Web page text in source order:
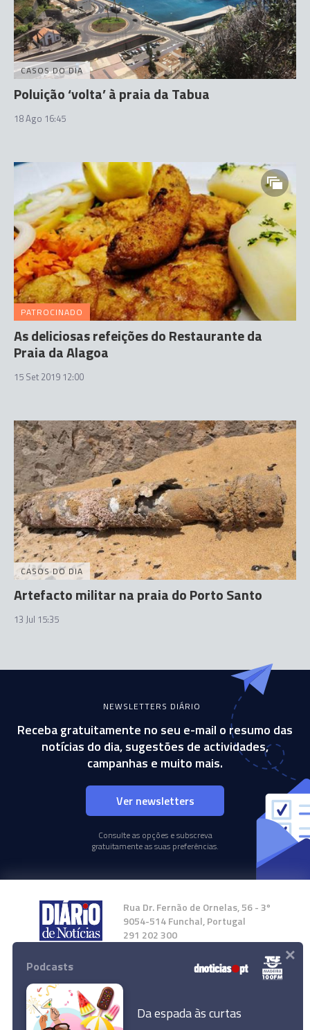
CASOS DO DIA
Poluição ‘volta’ à praia da Tabua
18 Ago 16:45
PATROCINADO
As deliciosas refeições do Restaurante da
Praia da Alagoa
15 Set 2019 12:00
CASOS DO DIA
Artefacto militar na praia do Porto Santo
13 Jul 15:35
NEWSLETTERS DIÁRIO
Receba gratuitamente no seu e-mail o resumo das
notícias do dia, sugestões de actividades,
campanhas e muito mais.
Ver newsletters
Consulte as opções e subscreva
gratuitamente as suas preferências.
Rua Dr. Fernão de Ornelas, 56 - 3º
9054-514 Funchal, Portugal
291 202 300
Instale a nossa App
Podcasts
Da espada às curtas
×